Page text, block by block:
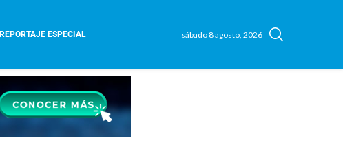
REPORTAJE ESPECIAL sábado 8 agosto, 2026